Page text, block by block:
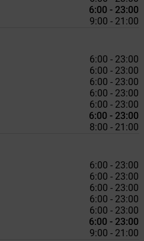
6:00 - 23:00
9:00 - 21:00
6:00 - 23:00
6:00 - 23:00
6:00 - 23:00
6:00 - 23:00
6:00 - 23:00
6:00 - 23:00
8:00 - 21:00
6:00 - 23:00
6:00 - 23:00
6:00 - 23:00
6:00 - 23:00
6:00 - 23:00
6:00 - 23:00
9:00 - 21:00